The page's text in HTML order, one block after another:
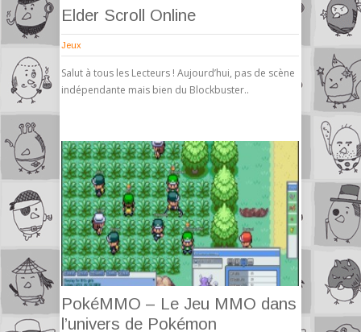
Elder Scroll Online
Jeux
Salut à tous les Lecteurs ! Aujourd’hui, pas de scène
indépendante mais bien du Blockbuster..
PokéMMO – Le Jeu MMO dans
l’univers de Pokémon